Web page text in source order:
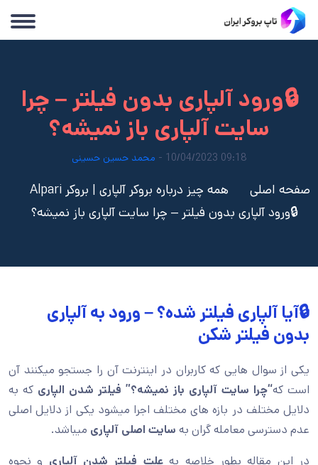
🔒ورود آلپاری بدون فیلتر – چرا
سایت آلپاری باز نمیشه؟
09:18 10/04/2023 - محمد حسین حسینی
صفحه اصلی
همه چیز درباره بروکر آلپاری | بروکر Alpari
🔒ورود آلپاری بدون فیلتر – چرا سایت آلپاری باز نمیشه؟
🔒آیا آلپاری فیلتر شده؟ – ورود به آلپاری
بدون فیلتر شکن
یکی از سوال هایی که کاربران در اینترنت آن را جستجو میکنند آن
است که“چرا سایت آلپاری باز نمیشه؟” فیلتر شدن الپاری که به
دلایل مختلف در بازه های مختلف اجرا میشود یکی از دلایل اصلی
عدم دسترسی معامله گران به سایت اصلی آلپاری میباشد.
در این مقاله بطور خلاصه بهعلت فیلتر شدن آلپاری و نحوه